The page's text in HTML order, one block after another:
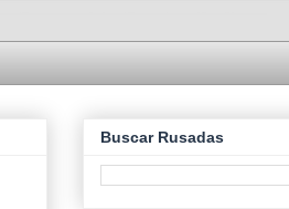
Buscar Rusadas